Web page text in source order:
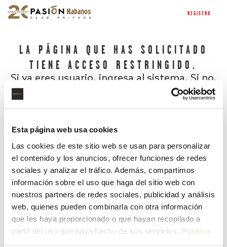
Esta página web usa cookies
Las cookies de este sitio web se usan para personalizar
el contenido y los anuncios, ofrecer funciones de redes
sociales y analizar el tráfico. Además, compartimos
información sobre el uso que haga del sitio web con
nuestros partners de redes sociales, publicidad y análisis
web, quienes pueden combinarla con otra información
que les haya proporcionado o que hayan recopilado a
partir del uso que haya hecho de sus servicios. Política
REGISTRO
LA PÁGINA QUE HAS SOLICITADO
TIENE ACCESO RESTRINGIDO.
Si ya eres usuario, ingresa al sistema. Si no,
¿Has olvidado tu contraseña?